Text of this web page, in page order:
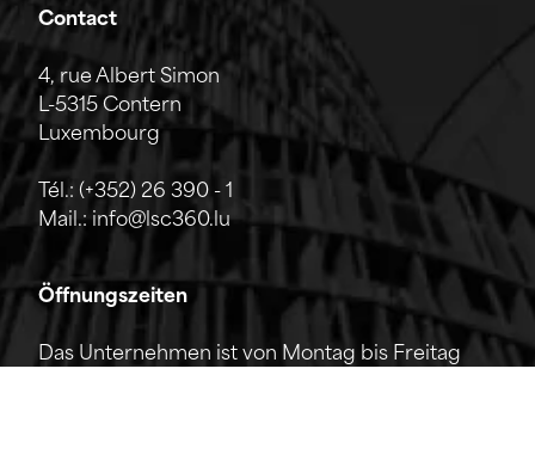
Contact
4, rue Albert Simon
L-5315 Contern
Luxembourg
Tél.: (+352) 26 390 - 1
Mail.: info@lsc360.lu
Öffnungszeiten
Das Unternehmen ist von Montag bis Freitag